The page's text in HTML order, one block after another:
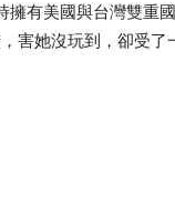
有美國與台灣雙重國
害她沒玩到，卻受了